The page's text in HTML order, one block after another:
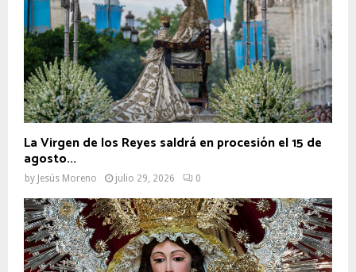
La Virgen de los Reyes saldrá en procesión el 15 de
agosto...
by Jesús Moreno julio 29, 2026 0